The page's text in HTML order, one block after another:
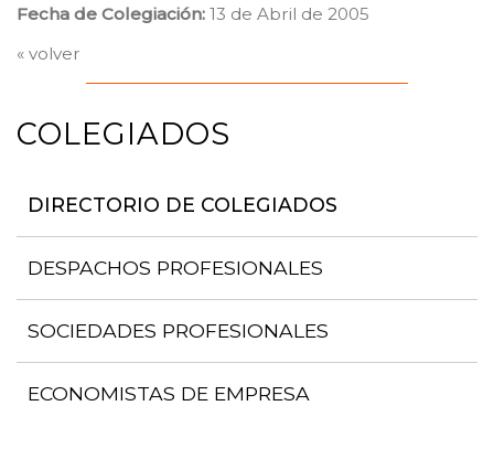
Fecha de Colegiación: 13 de Abril de 2005
« volver
COLEGIADOS
DIRECTORIO DE COLEGIADOS
DESPACHOS PROFESIONALES
SOCIEDADES PROFESIONALES
ECONOMISTAS DE EMPRESA